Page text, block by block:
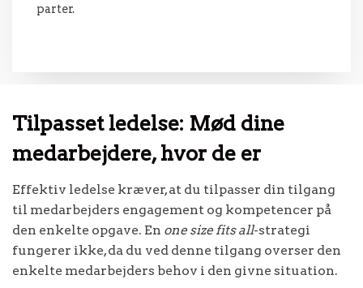
parter.
Tilpasset ledelse: Mød dine
medarbejdere, hvor de er
Effektiv ledelse kræver, at du tilpasser din tilgang
til medarbejders engagement og kompetencer på
den enkelte opgave. En one size fits all-strategi
fungerer ikke, da du ved denne tilgang overser den
enkelte medarbejders behov i den givne situation.